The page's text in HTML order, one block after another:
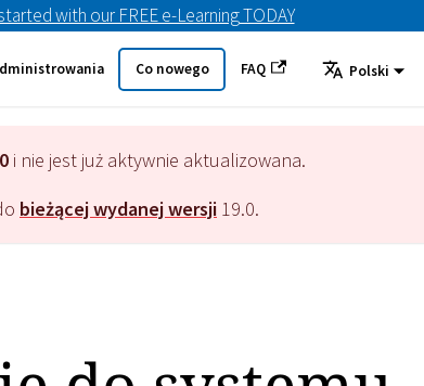
with our FREE e-Learning TODAY
Co nowego FAQ Polski
i nie jest już aktywnie aktualizowana.
bieżącej wydanej wersji 19.0.